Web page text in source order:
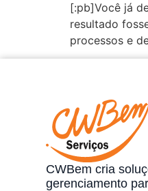
[:pb]Você já
resultado
processos e
CWBem cria
gerenciamento